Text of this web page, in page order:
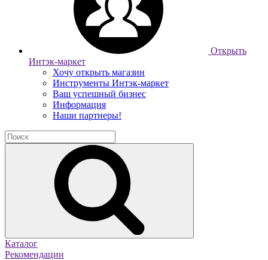
Открыть
Интэк-маркет
Хочу открыть магазин
Инструменты Интэк-маркет
Ваш успешный бизнес
Информация
Наши партнеры!
Каталог
Рекомендации